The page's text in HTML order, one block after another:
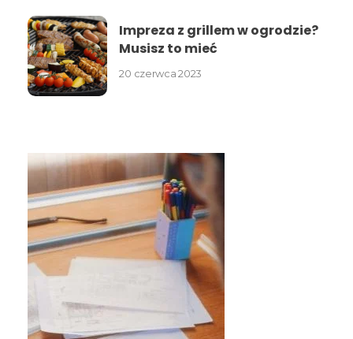
Impreza z grillem w ogrodzie?
Musisz to mieć
20 czerwca 2023